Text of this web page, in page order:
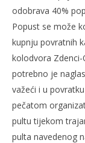
odobrava 40%
Popust se može
kupnju povratnih
kolodvora
potrebno je
važeći i u
pečatom
pultu tijekom
pulta navedenog